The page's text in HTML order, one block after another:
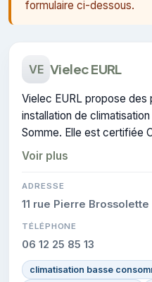
formulaire ci-dessous.
VE Vielec EURL
Vielec EURL propose
installation de
Somme. Elle est certifiée
conformité sur les
Voir plus
ADRESSE
11 rue Pierre
TÉLÉPHONE
06 12 25 85 13
climatisation basse